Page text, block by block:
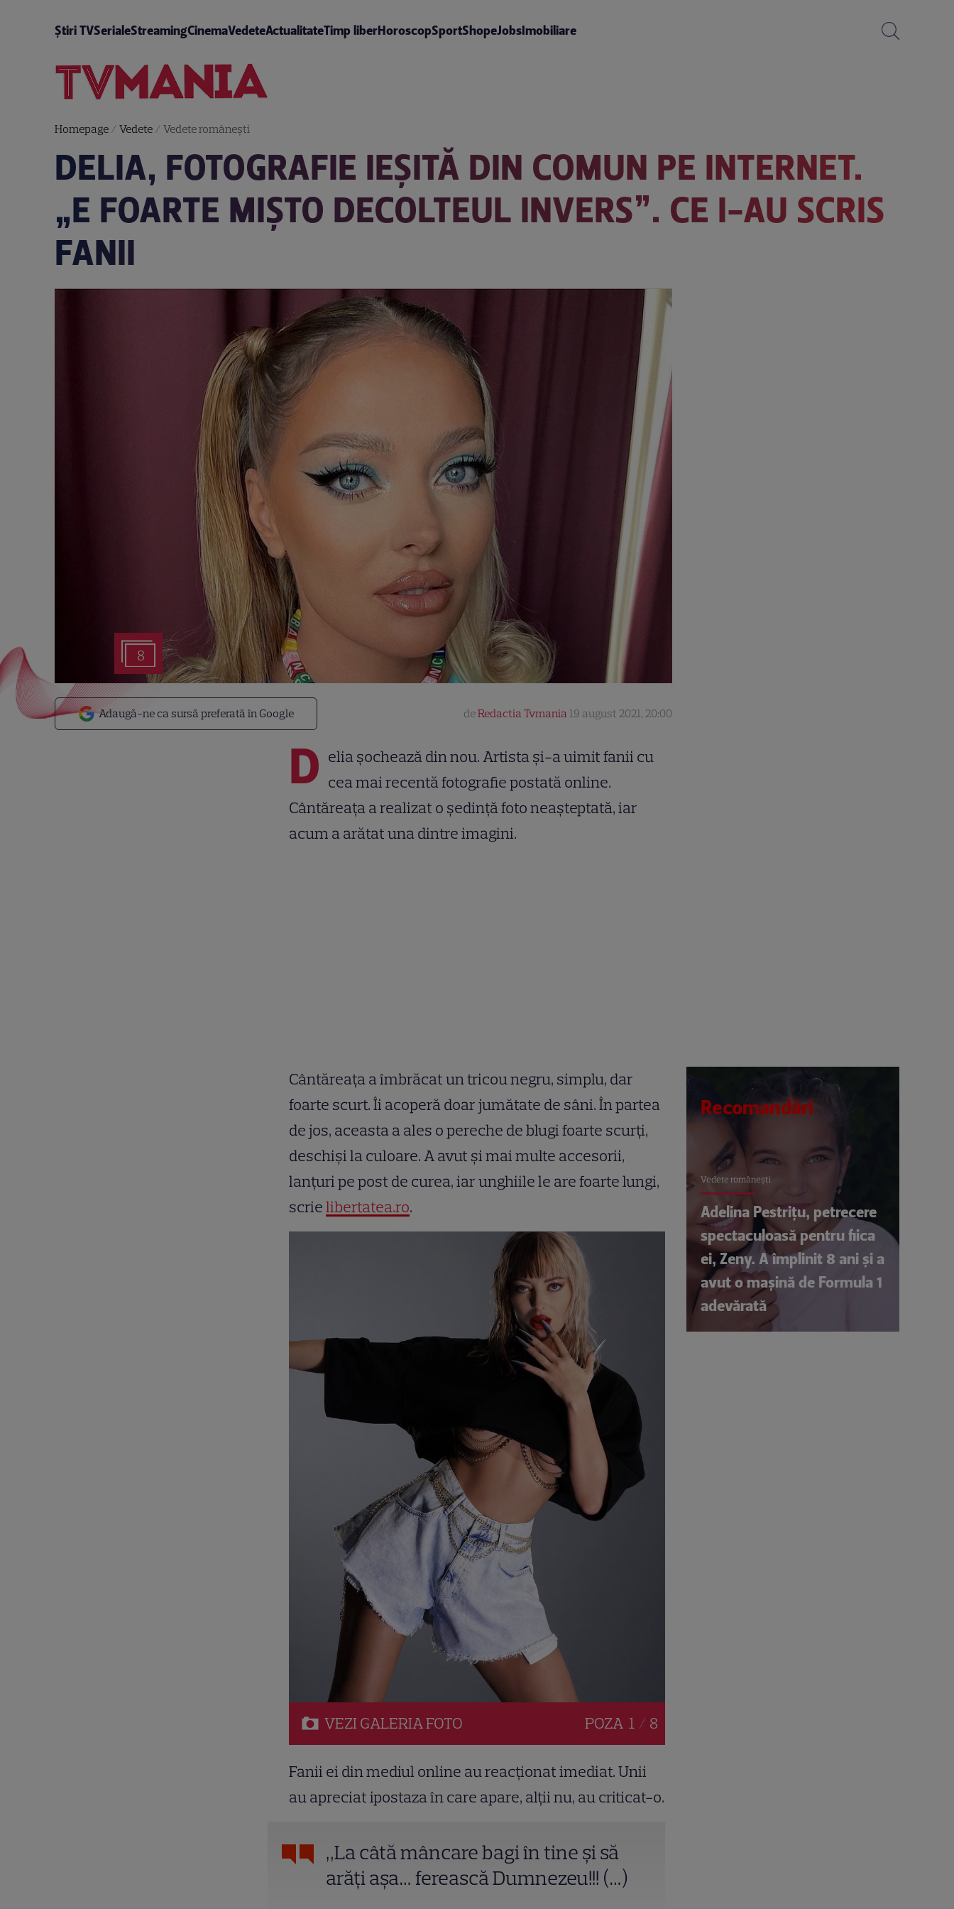
Știri TVSerialeStreamingCinemaVedeteActualitateTimp liberHoroscopSportShopeJobsImobiliare
Homepage/ Vedete/ Vedete româneşti
DELIA, FOTOGRAFIE IEȘITĂ DIN COMUN PE INTERNET.
„E FOARTE MIȘTO DECOLTEUL INVERS”. CE I-AU SCRIS
FANII
8
Adaugă-ne ca sursă preferată în Google deRedactia Tvmania 19 august 2021, 20:00
D elia șochează din nou. Artista și-a uimit fanii cu
cea mai recentă fotografie postată online.
Cântăreața a realizat o ședință foto neașteptată, iar
acum a arătat una dintre imagini.
Cântăreața a îmbrăcat un tricou negru, simplu, dar
foarte scurt. Îi acoperă doar jumătate de sâni. În partea
de jos, aceasta a ales o pereche de blugi foarte scurți,
deschiși la culoare. A avut și mai multe accesorii,
lanțuri pe post de curea, iar unghiile le are foarte lungi,
scrielibertatea.ro.
VEZI GALERIAFOTO POZA 1 / 8
Fanii ei din mediul online au reacționat imediat. Unii
au apreciat ipostaza în care apare, alții nu, au criticat-o.
„La câtă mâncare bagi în tine și să
arăți așa… ferească Dumnezeu!!! (…)
Recomandări
Vedete româneşti
Adelina Pestrițu, petrecere
spectaculoasă pentru fiica
ei, Zeny. A împlinit 8 ani și a
avut o mașină de Formula 1
adevărată